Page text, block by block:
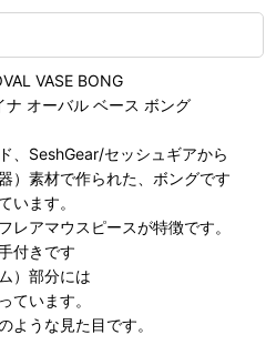
VASE BONG
オーバル ベース ボング
、SeshGear/セッシュギアから
）素材で作られた、ボングです
います。
レアマウスピースが特徴です。
付きです
）部分には
ています。
ような見た目です。